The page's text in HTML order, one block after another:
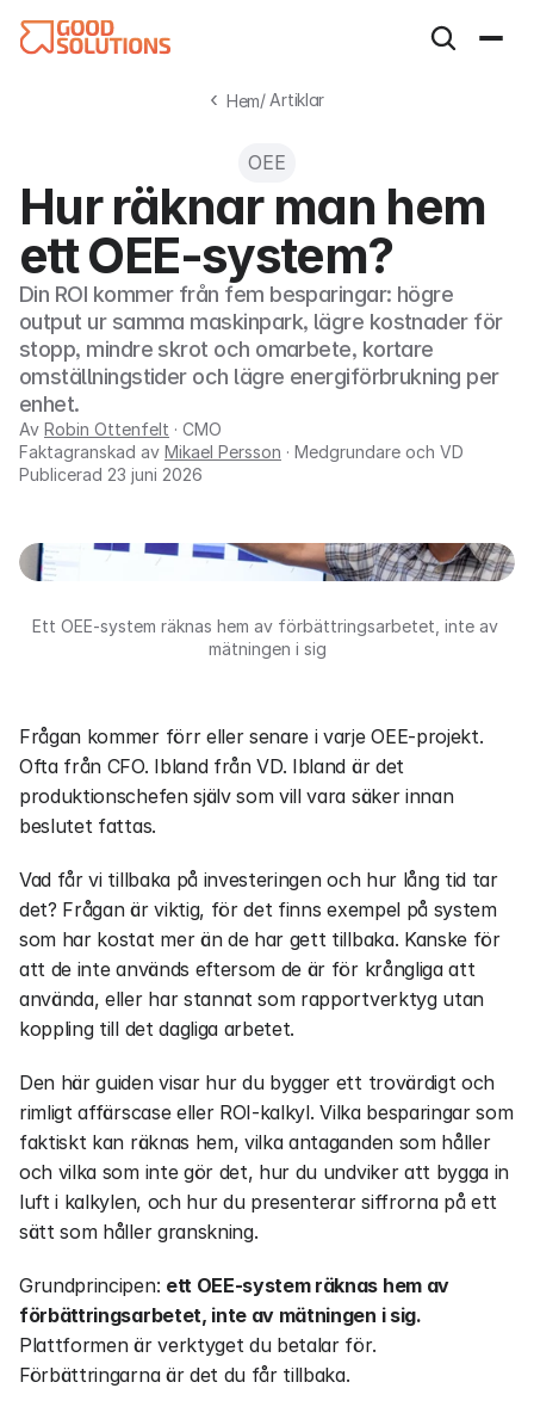
‹
  Hem
/ Artiklar
OEE
Hur räknar man hem
ett OEE-system?
Din ROI kommer från fem besparingar: högre
output ur samma maskinpark, lägre kostnader för
stopp, mindre skrot och omarbete, kortare
omställningstider och lägre energiförbrukning per
enhet.
Av Robin Ottenfelt · CMO
Faktagranskad av Mikael Persson · Medgrundare och VD
Publicerad 23 juni 2026
Ett OEE-system räknas hem av förbättringsarbetet, inte av
mätningen i sig
Frågan kommer förr eller senare i varje OEE-projekt.
Ofta från CFO. Ibland från VD. Ibland är det
produktionschefen själv som vill vara säker innan
beslutet fattas.
Vad får vi tillbaka på investeringen och hur lång tid tar
det? Frågan är viktig, för det finns exempel på system
som har kostat mer än de har gett tillbaka. Kanske för
att de inte används eftersom de är för krångliga att
använda, eller har stannat som rapportverktyg utan
koppling till det dagliga arbetet.
Den här guiden visar hur du bygger ett trovärdigt och
rimligt affärscase eller ROI-kalkyl. Vilka besparingar som
faktiskt kan räknas hem, vilka antaganden som håller
och vilka som inte gör det, hur du undviker att bygga in
luft i kalkylen, och hur du presenterar siffrorna på ett
sätt som håller granskning.
Grundprincipen: ett OEE-system räknas hem av
förbättringsarbetet, inte av mätningen i sig.
Plattformen är verktyget du betalar för.
Förbättringarna är det du får tillbaka.